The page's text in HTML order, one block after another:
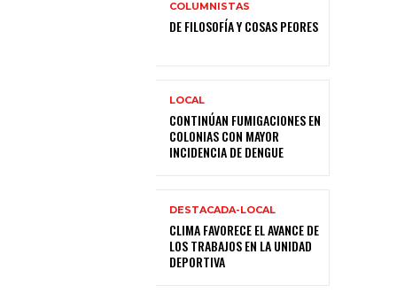
COLUMNISTAS
DE FILOSOFÍA Y COSAS PEORES
LOCAL
CONTINÚAN FUMIGACIONES EN
COLONIAS CON MAYOR
INCIDENCIA DE DENGUE
DESTACADA-LOCAL
CLIMA FAVORECE EL AVANCE DE
LOS TRABAJOS EN LA UNIDAD
DEPORTIVA